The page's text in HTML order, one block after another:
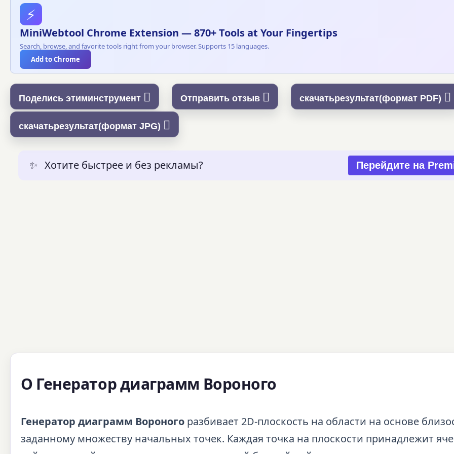
⚡
MiniWebtool Chrome Extension — 870+ Tools at Your Fingertips
Search, browse, and favorite tools right from your browser. Supports 15 languages.
Add to Chrome
Поделись этиминструмент Отправить отзыв скачатьрезультат(формат PDF)
скачатьрезультат(формат JPG)
✨ Хотите быстрее и без рекламы? Перейдите на
О Генератор диаграмм Вороного
Генератор диаграмм Вороного разбивает 2D-плоскость на области на основе
заданному множеству начальных точек. Каждая точка на плоскости принадлежит